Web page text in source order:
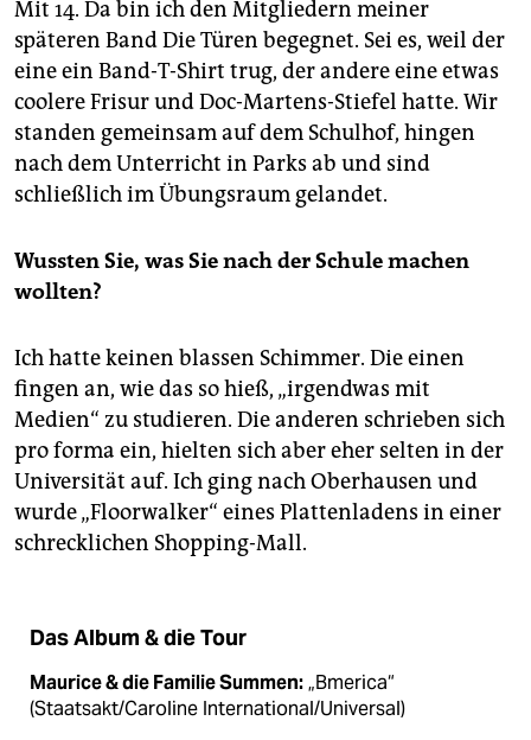
Mit 14. Da bin ich den Mitgliedern meiner
späteren Band Die Türen begegnet. Sei es, weil der
eine ein Band-T-Shirt trug, der andere eine etwas
coolere Frisur und Doc-Martens-Stiefel hatte. Wir
standen gemeinsam auf dem Schulhof, hingen
nach dem Unterricht in Parks ab und sind
schließlich im Übungsraum gelandet.
Wussten Sie, was Sie nach der Schule machen
wollten?
Ich hatte keinen blassen Schimmer. Die einen
fingen an, wie das so hieß, „irgendwas mit
Medien“ zu studieren. Die anderen schrieben sich
pro forma ein, hielten sich aber eher selten in der
Universität auf. Ich ging nach Oberhausen und
wurde „Floorwalker“ eines Plattenladens in einer
schrecklichen Shopping-Mall.
Das Album & die Tour
Maurice & die Familie Summen:„Bmerica“
(Staatsakt/Caroline International/Universal)